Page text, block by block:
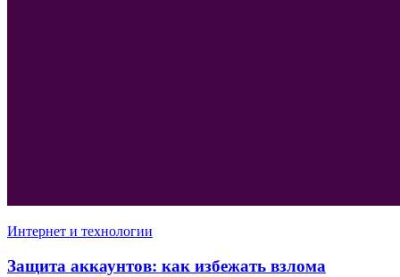
Интернет и технологии
Защита аккаунтов: как избежать взлома